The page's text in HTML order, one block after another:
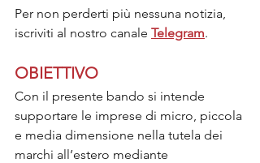
Per non perderti più nessuna notizia,
iscriviti al nostro canale Telegram.
OBIETTIVO
Con il presente bando si intende
supportare le imprese di micro, piccola
e media dimensione nella tutela dei
marchi all’estero mediante